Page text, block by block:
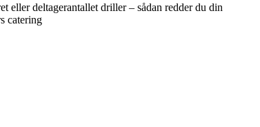
eller deltagerantallet driller – sådan redder du din
catering